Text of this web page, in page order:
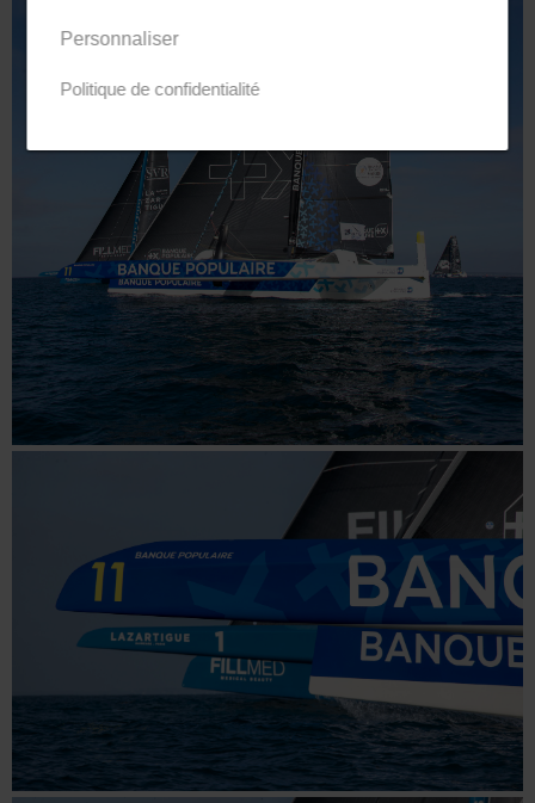
Personnaliser
Politique de confidentialité